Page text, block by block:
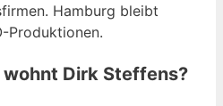
Hamburg bleibt
Produktionen.
Dirk Steffens?